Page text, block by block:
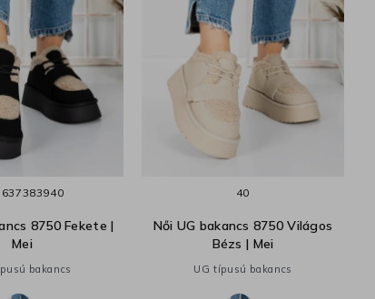
37383940
8750 Fekete |
Mei
bakancs
40
Női UG bakancs 8750 Világos
Bézs | Mei
UG típusú bakancs